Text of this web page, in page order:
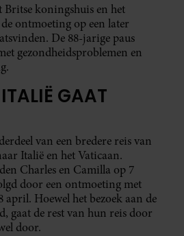
Britse koningshuis en het
ontmoeting op een later
De 88-jarige paus
gezondheidsproblemen en
GAAT
van een bredere reis van
Italië en het Vaticaan.
Charles en Camilla op 7
door een ontmoeting met
april. Hoewel het bezoek aan de
gaat de rest van hun reis door
door.